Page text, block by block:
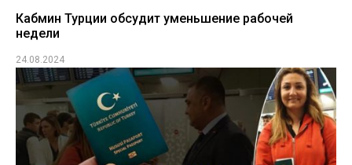
Кабмин Турции обсудит уменьшение рабочей
недели
24.08.2024